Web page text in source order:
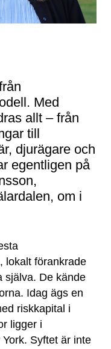
Med
allt – från
till
djurägare och
egentligen på
om i
lokalt förankrade
själva. De kände
Idag ägs en
riskkapital i
ligger i
Syftet är inte